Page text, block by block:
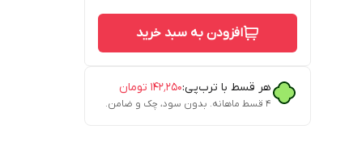
افزودن به سبد خرید
هر قسط با ترب‌پی:۱۴۲٬۲۵۰ تومان
۴ قسط ماهانه. بدون سود، چک و ضامن.